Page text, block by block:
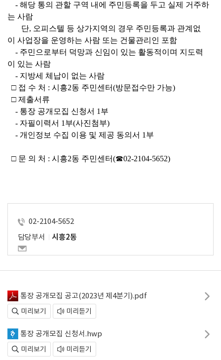
- 해당 통의 관할 구역 내에 주민등록을 두고 실제 거주하
는 사람
단, 오피스텔 등 상가지역의 경우 주민등록과 관계없
이 사업장을 운영하는 사람 또는 건물관리인 포함
- 주민으로부터 덕망과 신임이 있는 활동적이며 지도력
이 있는 사람
- 지방세 체납이 없는 사람
□ 접 수 처 : 시흥2동 주민센터(방문접수만 가능)
□ 제출서류
- 통장 공개모집 신청서 1부
- 자필이력서 1부(사진첨부)
- 개인정보 수집 이용 및 제공 동의서 1부
□ 문 의 처 : 시흥2동 주민센터(☎02-2104-5652)
02-2104-5652
담당부서
시흥2동
통장 공개모집 공고(2023년 제4분기).pdf
미리보기 미리듣기
통장 공개모집 신청서.hwp
미리보기 미리듣기